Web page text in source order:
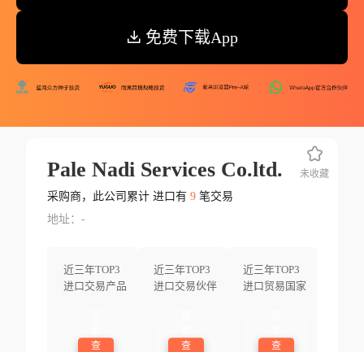
免费下载App
Pale Nadi Services Co.ltd.
采购商，此公司累计 进口有 9笔交易
地址：-
近三年TOP3
进口交易产品
查
近三年TOP3
进口交易伙伴
查
近三年TOP3
进口贸易国家
查
未收藏